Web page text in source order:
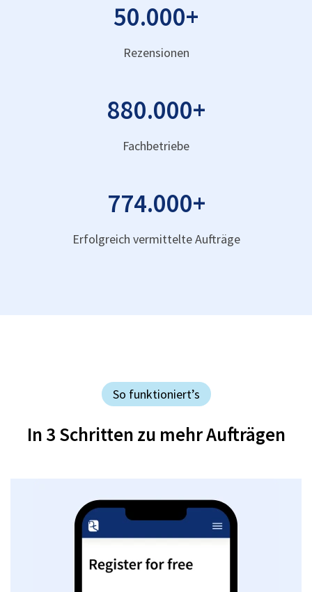
50.000+
Rezensionen
880.000+
Fachbetriebe
774.000+
Erfolgreich vermittelte Aufträge
So funktioniert’s
In 3 Schritten zu mehr Aufträgen